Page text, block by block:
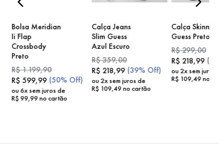
Bolsa Meridian
Ii Flap
Crossbody
Preto
R$1.199,90
R$ 599,99 (50% Off)
ou 6x sem juros de
R$ 99,99no cartão
Calça Jeans
Slim Guess
Azul Escuro
R$359,00
R$ 218,99 (39% Off)
ou2x sem juros de
R$ 109,49no cartão
Calça Skinny
Guess Preto
R$299,00
R$ 218,99 (
ou 2x sem juros
R$ 109,49no